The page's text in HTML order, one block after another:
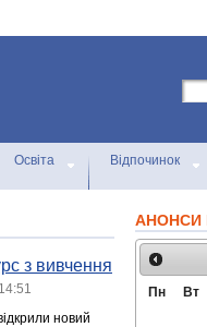
Освіта Відпочинок
з вивчення
новий
АНОНСИ
Пн Вт